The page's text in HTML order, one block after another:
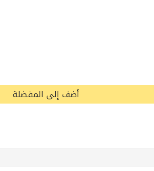
أضف إلى المفضلة